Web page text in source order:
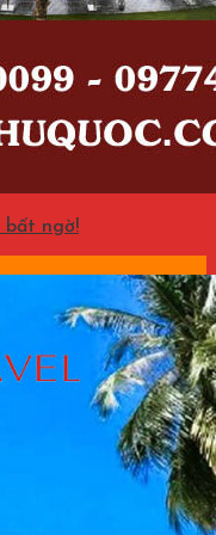
bất ngờ!